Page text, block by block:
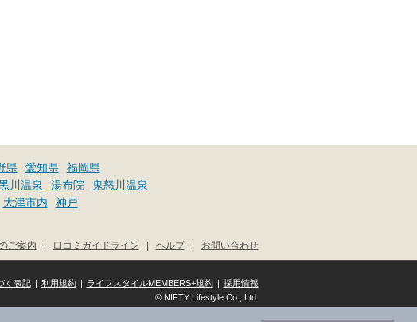
県 愛知県 福岡県
川温泉 湯布院 鬼怒川温泉
大津市内 神戸
お問い合わせ
|
ヘルプ
|
口コミガイドライン
|
ご案内
採用情報
|
ライフスタイルMEMBERS+規約
|
利用規約
|
く表記
© NIFTY Lifestyle Co., Ltd.